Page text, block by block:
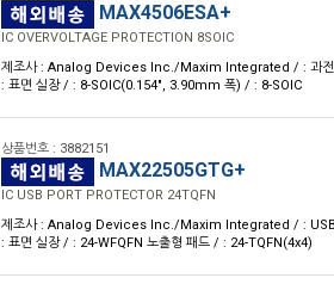
MAX4506ESA+
IC OVERVOLTAGE PROTECTION 8SOIC
제조사 : Analog Devices Inc./Maxim Integrated / : 과전
: 표면 실장 / : 8-SOIC(0.154", 3.90mm 폭) / : 8-SOIC
상품번호 : 3882151
MAX22505GTG+
IC USB PORT PROTECTOR 24TQFN
제조사 : Analog Devices Inc./Maxim Integrated / : USB
: 표면 실장 / : 24-WFQFN 노출형 패드 / : 24-TQFN(4x4)